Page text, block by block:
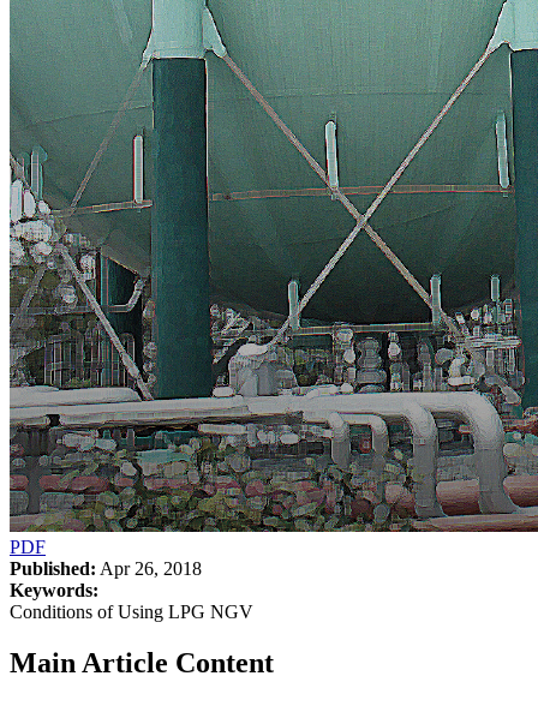
PDF
Published: Apr 26, 2018
Keywords:
Conditions of Using LPG NGV
Main Article Content